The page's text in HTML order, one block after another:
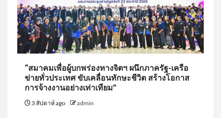
“สมาคมเพื่อผู้บกพร่องทางจิตฯ ผนึกภาครัฐ-เครือ
ข่ายทั่วประเทศ ขับเคลื่อนทักษะชีวิต สร้างโอกาส
การจ้างงานอย่างเท่าเทียม”
3 สัปดาห์ ago admin